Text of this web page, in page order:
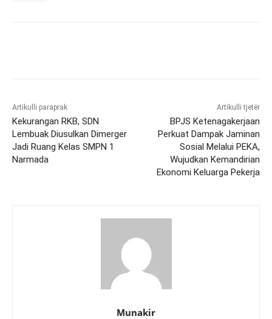
Artikulli paraprak
Kekurangan RKB, SDN
Lembuak Diusulkan Dimerger
Jadi Ruang Kelas SMPN 1
Narmada
Artikulli tjetër
BPJS Ketenagakerjaan
Perkuat Dampak Jaminan
Sosial Melalui PEKA,
Wujudkan Kemandirian
Ekonomi Keluarga Pekerja
Munakir